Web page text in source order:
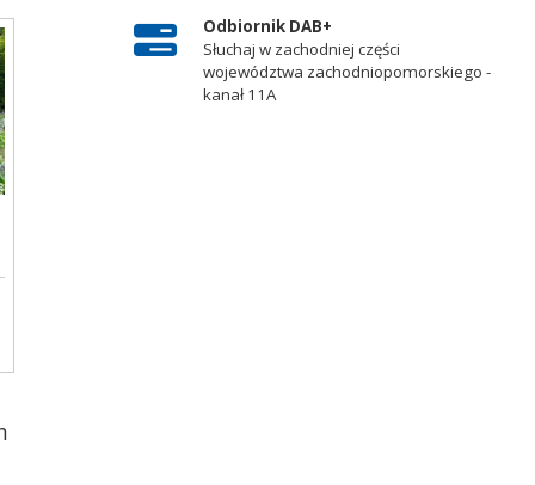
Odbiornik DAB+
Słuchaj w zachodniej części
województwa zachodniopomorskiego -
kanał 11A